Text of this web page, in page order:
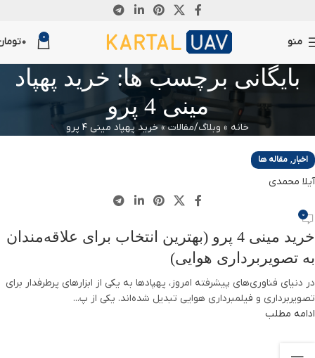
منو 0
0
بایگانی برچسب ها: خرید پهپاد
مینی 4 پرو
خانه » وبلاگ/مقالات»خرید پهپاد مینی 4 پرو
اکتبر
اخبار, مقاله ها
آیلا محمدی
0
خرید مینی 4 پرو (بهترین انتخاب برای علاقه‌مندان
به تصویربرداری هوایی)
در دنیای فناوری‌های پیشرفته امروز، پهپادها به یکی از ابزارهای پرطرفدار برای
تصویربرداری و فیلمبرداری هوایی تبدیل شده‌اند. یکی از پ...
ادامه مطلب